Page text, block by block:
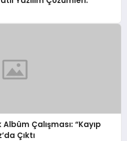
Albüm Çalışması: “Kayıp
Çıktı